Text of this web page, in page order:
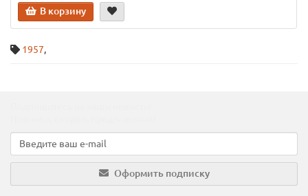
В корзину
1957,
Оформить подписку